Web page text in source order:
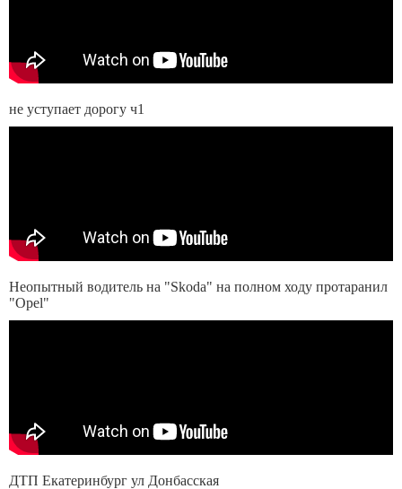
не уступает дорогу ч1
Неопытный водитель на "Skoda" на полном ходу протаранил
"Opel"
ДТП Екатеринбург ул Донбасская